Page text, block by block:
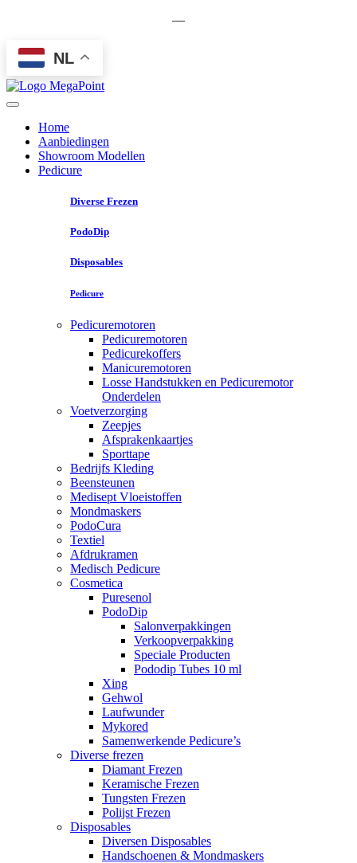
—
NL
Home
Aanbiedingen
Showroom Modellen
Pedicure
Diverse Frezen
PodoDip
Disposables
Pedicure
Pedicuremotoren
Pedicuremotoren
Pedicurekoffers
Manicuremotoren
Losse Handstukken en Pedicuremotor
Onderdelen
Voetverzorging
Zeepjes
Afsprakenkaartjes
Sporttape
Bedrijfs Kleding
Beensteunen
Medisept Vloeistoffen
Mondmaskers
PodoCura
Textiel
Afdrukramen
Medisch Pedicure
Cosmetica
Puresenol
PodoDip
Salonverpakkingen
Verkoopverpakking
Speciale Producten
Pododip Tubes 10 ml
Xing
Gehwol
Laufwunder
Mykored
Samenwerkende Pedicure’s
Diverse frezen
Diamant Frezen
Keramische Frezen
Tungsten Frezen
Polijst Frezen
Disposables
Diversen Disposables
Handschoenen & Mondmaskers